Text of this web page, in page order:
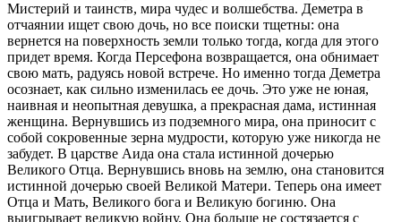
Мистерий и таинств, мира чудес и волшебства. Деметра в
отчаянии ищет свою дочь, но все поиски тщетны: она
вернется на поверхность земли только тогда, когда для этого
придет время. Когда Персефона возвращается, она обнимает
свою мать, радуясь новой встрече. Но именно тогда Деметра
осознает, как сильно изменилась ее дочь. Это уже не юная,
наивная и неопытная девушка, а прекрасная дама, истинная
женщина. Вернувшись из подземного мира, она приносит с
собой сокровенные зерна мудрости, которую уже никогда не
забудет. В царстве Аида она стала истинной дочерью
Великого Отца. Вернувшись вновь на землю, она становится
истинной дочерью своей Великой Матери. Теперь она имеет
Отца и Мать, Великого бога и Великую богиню. Она
выигрывает великую войну. Она больше не состязается с